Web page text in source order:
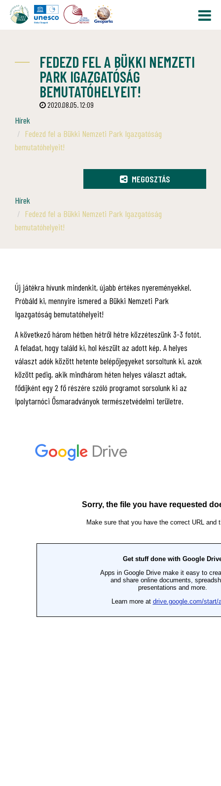
FEDEZD FEL A BÜKKI NEMZETI
PARK IGAZGATÓSÁG
BEMUTATÓHELYEIT!
2020.08.05. 12:09
Hírek
Fedezd fel a Bükki Nemzeti Park Igazgatóság
bemutatóhelyeit!
MEGOSZTÁS
Hírek
Fedezd fel a Bükki Nemzeti Park Igazgatóság
bemutatóhelyeit!
Új játékra hívunk mindenkit, újabb értékes nyereményekkel.
Próbáld ki, mennyire ismered a Bükki Nemzeti Park
Igazgatóság bemutatóhelyeit!
A következő három hétben hétről hétre közzéteszünk 3-3 fotót.
A feladat, hogy találd ki, hol készült az adott kép. A helyes
választ adók között hetente belépőjegyeket sorsoltunk ki, azok
között pedig, akik mindhárom héten helyes választ adtak,
fődíjként egy 2 fő részére szóló programot sorsolunk ki az
Ipolytarnóci Ősmaradványok természetvédelmi területre.